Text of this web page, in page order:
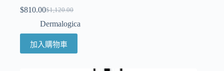
$1,120.00
$810.00
Dermalogica
加入購物車